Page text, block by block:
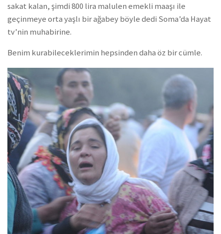
sakat kalan, şimdi 800 lira malulen emekli maaşı ile
geçinmeye orta yaşlı bir ağabey böyle dedi Soma’da Hayat
tv’nin muhabirine.
Benim kurabileceklerimin hepsinden daha öz bir cümle.